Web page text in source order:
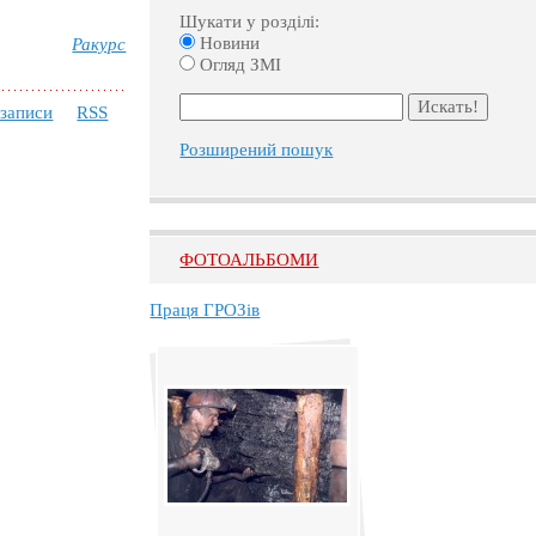
Ракурс
RSS
Шукати у розділі:
Новини
Огляд ЗМІ
Розширений пошук
ФОТОАЛЬБОМИ
Праця ГРОЗів